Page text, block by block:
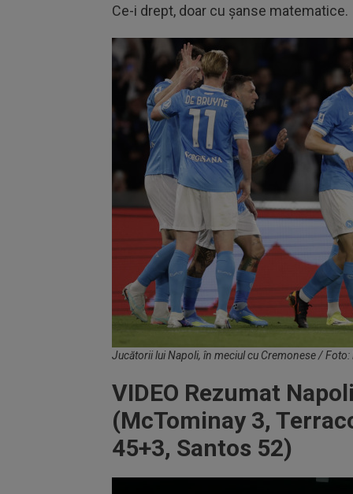
Ce-i drept, doar cu șanse matematice.
Jucătorii lui Napoli, în meciul cu Cremonese /
VIDEO Rezumat
(McTominay 3,
45+3, Santos 52)